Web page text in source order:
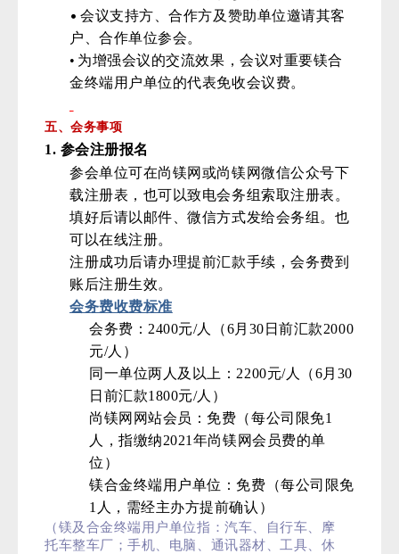
• 会议支持方、合作方及赞助单位邀请其客
户、合作单位参会。
• 为增强会议的交流效果，会议对重要镁合
金终端用户单位的代表免收会议费。
五、会务事项
1. 参会注册报名
参会单位可在尚镁网或尚镁网微信公众号下
载注册表，也可以致电会务组索取注册表。
填好后请以邮件、微信方式发给会务组。也
可以在线注册。
注册成功后请办理提前汇款手续，会务费到
账后注册生效。
会务费收费标准
会务费：2400元/人（6月30日前汇款2000
元/人）
同一单位两人及以上：2200元/人（6月30
日前汇款1800元/人）
尚镁网网站会员：免费（每公司限免1
人，指缴纳2021年尚镁网会员费的单
位）
镁合金终端用户单位：免费（每公司限免
1人，需经主办方提前确认）
（镁及合金终端用户单位指：汽车、自行车、摩
托车整车厂；手机、电脑、通讯器材、工具、休